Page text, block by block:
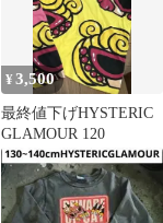
¥3,500
最終値下げHYSTERIC
GLAMOUR 120